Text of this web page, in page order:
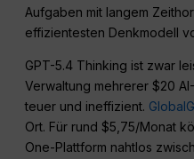
Aufgaben mit langem
effizientesten Denkmodell
GPT-5.4 Thinking ist zwar
Verwaltung mehrerer $20
teuer und ineffizient.
Ort. Für rund $5,75/Monat
One-Plattform nahtlos